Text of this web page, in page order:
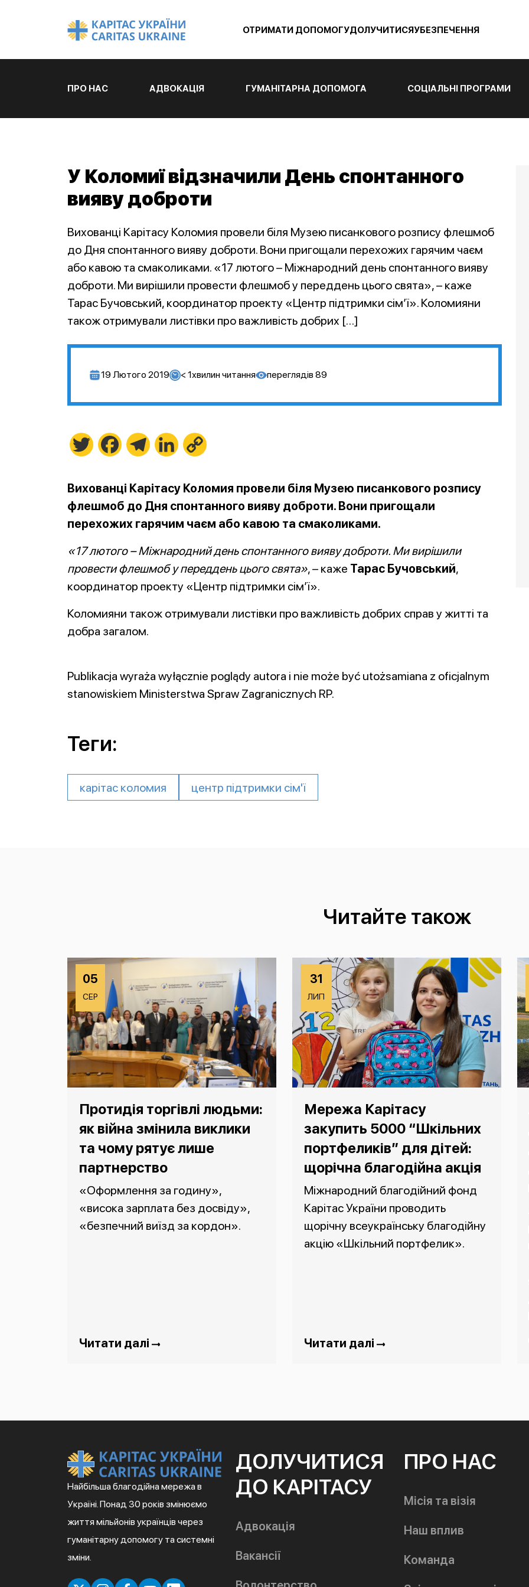
ОТРИМАТИ ДОПОМОГУДОЛУЧИТИСЯУБЕЗПЕЧЕННЯ
ПРО НАС АДВОКАЦІЯ ГУМАНІТАРНА ДОПОМОГА СОЦІАЛЬНІ ПРОГРАМИ
У Коломиї відзначили День спонтанного
вияву доброти
Вихованці Карітасу Коломия провели біля Музею писанкового розпису флешмоб
до Дня спонтанного вияву доброти. Вони пригощали перехожих гарячим чаєм
або кавою та смаколиками. «17 лютого – Міжнародний день спонтанного вияву
доброти. Ми вирішили провести флешмоб у переддень цього свята», – каже
Тарас Бучовський, координатор проекту «Центр підтримки сім’ї». Коломияни
також отримували листівки про важливість добрих […]
19 Лютого 2019 < 1хвилин читання переглядів 89
Twitter FacebookTelegramLinkedIn
Вихованці Карітасу Коломия провели біля Музею писанкового розпису
флешмоб до Дня спонтанного вияву доброти. Вони пригощали
перехожих гарячим чаєм або кавою та смаколиками.
«17 лютого – Міжнародний день спонтанного вияву доброти. Ми вирішили
провести флешмоб у переддень цього свята», – каже Тарас Бучовський,
координатор проекту «Центр підтримки сім’ї».
Коломияни також отримували листівки про важливість добрих справ у житті та
добра загалом.
Publikacja wyraża wyłącznie poglądy autora i nie może być utożsamiana z oficjalnym
stanowiskiem Ministerstwa Spraw Zagranicznych RP.
Теги:
карітас коломия центр підтримки сім'ї
Читайте також
05
СЕР
Протидія торгівлі людьми:
як війна змінила виклики
та чому рятує лише
партнерство
«Оформлення за годину»,
«висока зарплата без досвіду»,
«безпечний виїзд за кордон».
Читати далі
31
ЛИП
Мережа Карітасу
закупить 5000 “Шкільних
портфеликів” для дітей:
щорічна благодійна акція
Міжнародний благодійний фонд
Карітас України проводить
щорічну всеукраїнську благодійну
акцію «Шкільний портфелик».
Читати далі
Найбільша благодійна мережа в
Україні. Понад 30 років змінюємо
життя мільйонів українців через
гуманітарну допомогу та системні
зміни.
ДОЛУЧИТИСЯ
ДО КАРІТАСУ
Адвокація
Вакансії
ПРО НАС
Місія та візія
Наш вплив
Команда